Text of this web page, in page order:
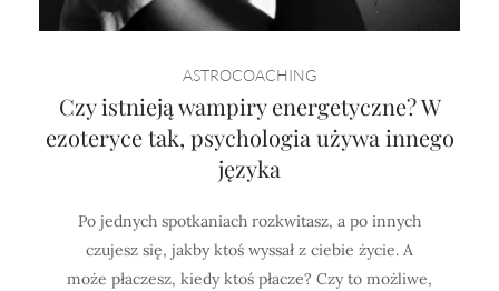
ASTROCOACHING
Czy istnieją wampiry energetyczne? W
ezoteryce tak, psychologia używa innego
języka
Po jednych spotkaniach rozkwitasz, a po innych
czujesz się, jakby ktoś wyssał z ciebie życie. A
może płaczesz, kiedy ktoś płacze? Czy to możliwe,